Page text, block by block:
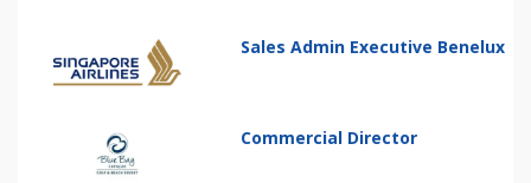
Sales Admin Executive Benelux
Commercial Director